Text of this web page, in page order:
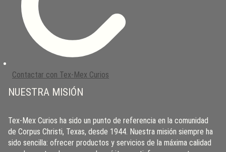
Contactar con Tex-Mex Curios
NUESTRA MISIÓN
Tex-Mex Curios ha sido un punto de referencia en la comunidad
de Corpus Christi, Texas, desde 1944. Nuestra misión siempre ha
sido sencilla: ofrecer productos y servicios de la máxima calidad